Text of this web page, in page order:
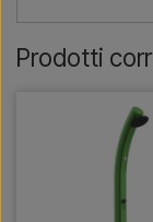
Prodotti